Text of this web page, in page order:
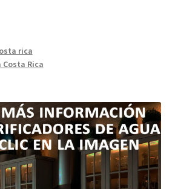
rica
Rica